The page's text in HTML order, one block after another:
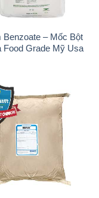
Diafloc AP 120C
Nhật Bản Japan